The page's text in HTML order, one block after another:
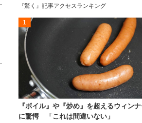
『驚く』記事アクセスランキング
1
『ボイル』や『炒め』を超えるウィン
に驚愕 「これは間違いない」